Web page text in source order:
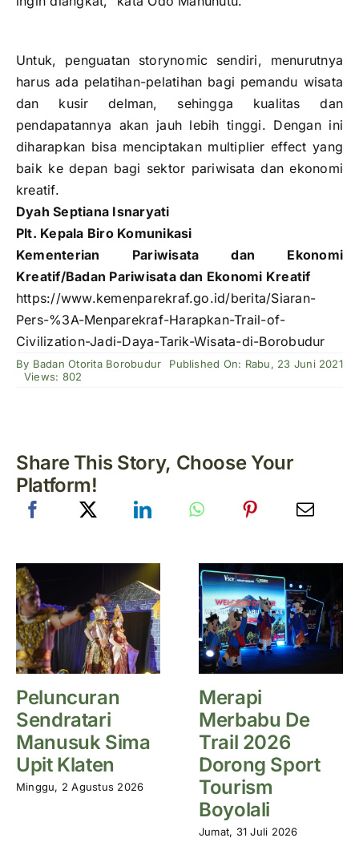
Untuk, penguatan storynomic sendiri, menurutnya
harus ada pelatihan-pelatihan bagi pemandu wisata
dan kusir delman, sehingga kualitas dan
pendapatannya akan jauh lebih tinggi. Dengan ini
diharapkan bisa menciptakan multiplier effect yang
baik ke depan bagi sektor pariwisata dan ekonomi
kreatif.
Dyah Septiana Isnaryati
Plt. Kepala Biro Komunikasi
Kementerian Pariwisata dan Ekonomi
Kreatif/Badan Pariwisata dan Ekonomi Kreatif
https://www.kemenparekraf.go.id/berita/Siaran-
Pers-%3A-Menparekraf-Harapkan-Trail-of-
Civilization-Jadi-Daya-Tarik-Wisata-di-Borobudur
By Badan Otorita Borobudur
Published On: Rabu, 23 Juni 2021
Views: 802
Share This Story, Choose Your
Platform!
Peluncuran
Sendratari
Manusuk Sima
Upit Klaten
Minggu, 2 Agustus 2026
Merapi
Merbabu De
Trail 2026
Dorong Sport
Tourism
Boyolali
Jumat, 31 Juli 2026